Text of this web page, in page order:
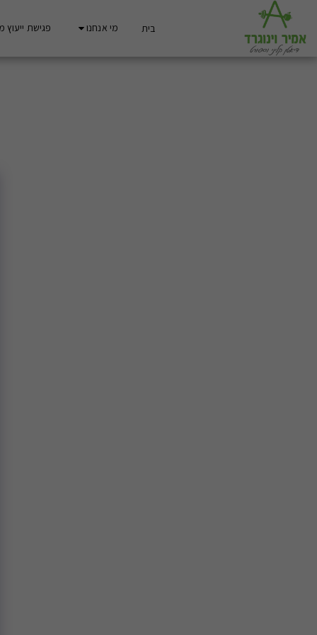
בית מי אנחנו פגישת ייעוץ